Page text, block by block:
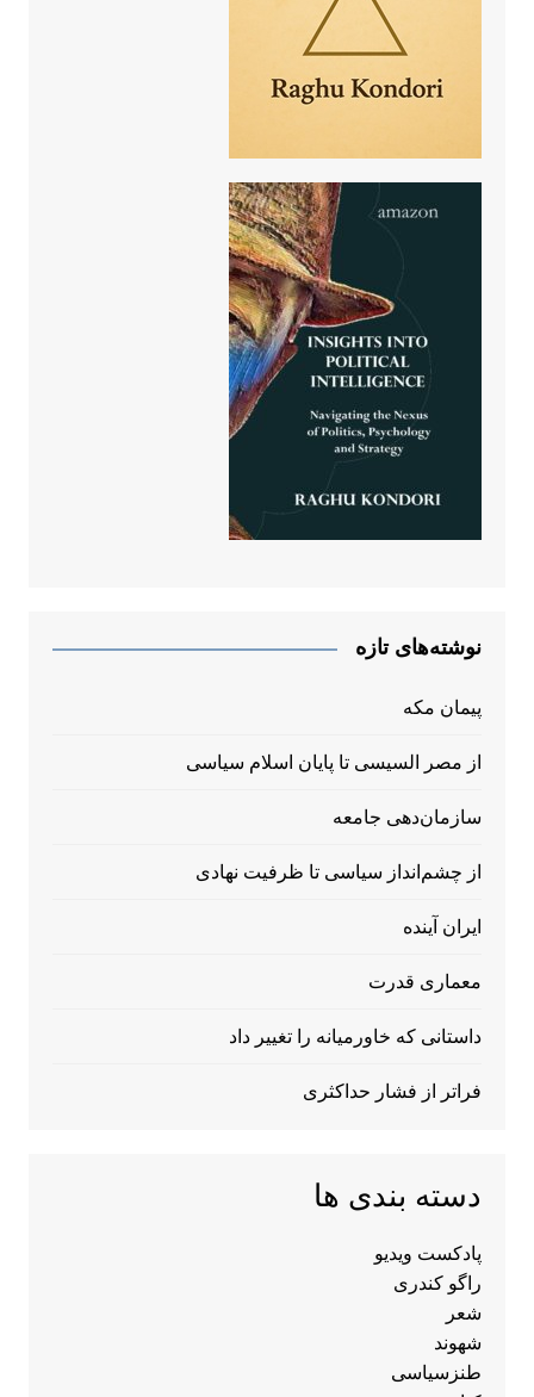
نوشته‌های تازه
پیمان مکه
از مصر السیسی تا پایان اسلام سیاسی
سازمان‌دهی جامعه
از چشم‌انداز سیاسی تا ظرفیت نهادی
ایران آینده
معماری قدرت
داستانی که خاورمیانه را تغییر داد
فراتر از فشار حداکثری
دسته بندی ها
پادکست ویدیو
راگو کندری
شعر
شهوند
طنزسیاسی